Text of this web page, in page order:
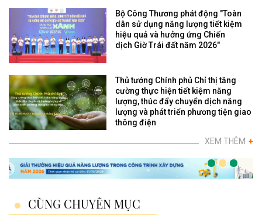
Bộ Công Thương phát động "Toàn
dân sử dụng năng lượng tiết kiệm
hiệu quả và hưởng ứng Chiến
dịch Giờ Trái đất năm 2026"
Thủ tướng Chính phủ Chỉ thị tăng
cường thực hiện tiết kiệm năng
lượng, thúc đẩy chuyển dịch năng
lượng và phát triển phương tiện giao
thông điện
XEM THÊM +
CÙNG CHUYÊN MỤC